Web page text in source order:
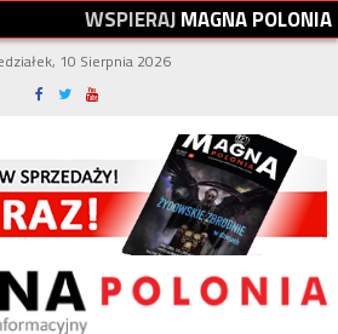
WSPIERAJMAGNAPOLONIA
10 Sierpnia 2026